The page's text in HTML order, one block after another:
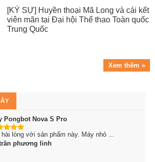
[KÝ SỰ] Huyền thoại Mã Long và cái kết
viên mãn tại Đại hội Thể thao Toàn quốc
Trung Quốc
Xem thêm »
Pongbot Nova S Pro
5
hài lòng với sản phẩm này. Máy nhỏ ...
phương linh